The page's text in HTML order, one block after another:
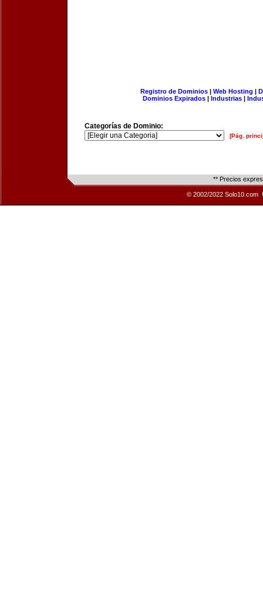
Registro de Dominios| Web Hosting |
Dominios Expirados | Industrias |
Categorías de Dominio:
[Pág.
** Precios
© 2002/2022 Solo10.com